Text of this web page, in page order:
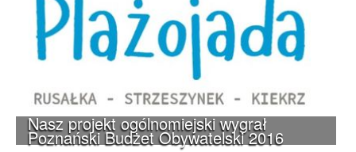
Nasz projekt ogólnomiejski wygrał
Poznański Budżet Obywatelski 2016